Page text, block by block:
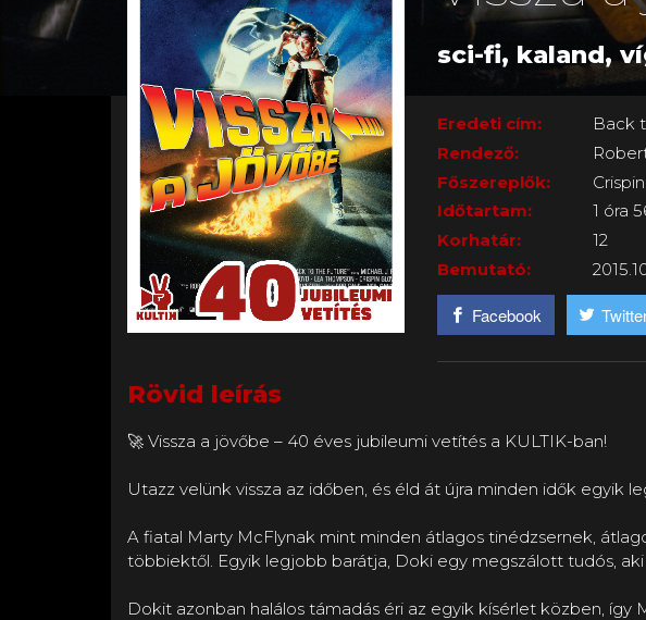
sci-fi, kaland,
Eredeti cím:
Back
Rendező:
Főszereplők:
Időtartam:
1 óra
Korhatár:
12
Bemutató:
Facebook
Rövid leírás
🚀 Vissza a jövőbe – 40 éves jubileumi vetítés a KULTIK-ban!
Utazz velünk vissza az időben, és éld át újra minden idők egyik
A fiatal Marty McFlynak mint minden átlagos tinédzsernek,
többiektől. Egyik legjobb barátja, Doki egy megszálott tudós,
Dokit azonban halálos támadás éri az egyik kísérlet közben, így